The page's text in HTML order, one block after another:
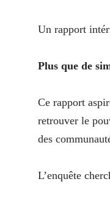
Un rapport
Plus que de
Ce rapport
retrouver le
des
L’enquête